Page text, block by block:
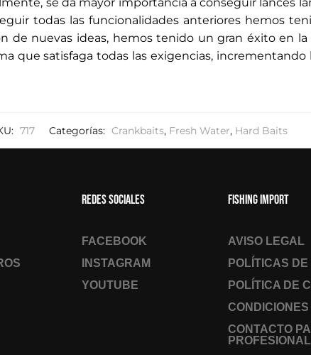
todas las funcionalidades anteriores hemos
de nuevas ideas, hemos tenido un gran éxito en
que satisfaga todas las exigencias, incrementando
717 Categorías: Crankbaits, Fresh Water, Hard Baits
Redes sociales
FACEBOOK
INSTAGRAM
YOUTUBE
Fishing Import
AVISO LEGAL
POLÍTICAS
POLÍTICA DE
CONTACTO